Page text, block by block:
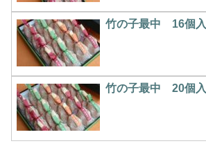
竹の子最中 16個入
竹の子最中 20個入